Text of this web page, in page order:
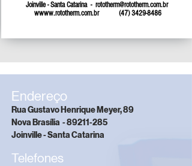
Joinville - Santa Catarina - rototherm@rototherm.com.br
wwww.rototherm.com.br (47) 3429-8486
Endereço
Rua Gustavo Henrique Meyer, 89
Nova Brasília - 89211-285
Joinville - Santa Catarina
Telefones